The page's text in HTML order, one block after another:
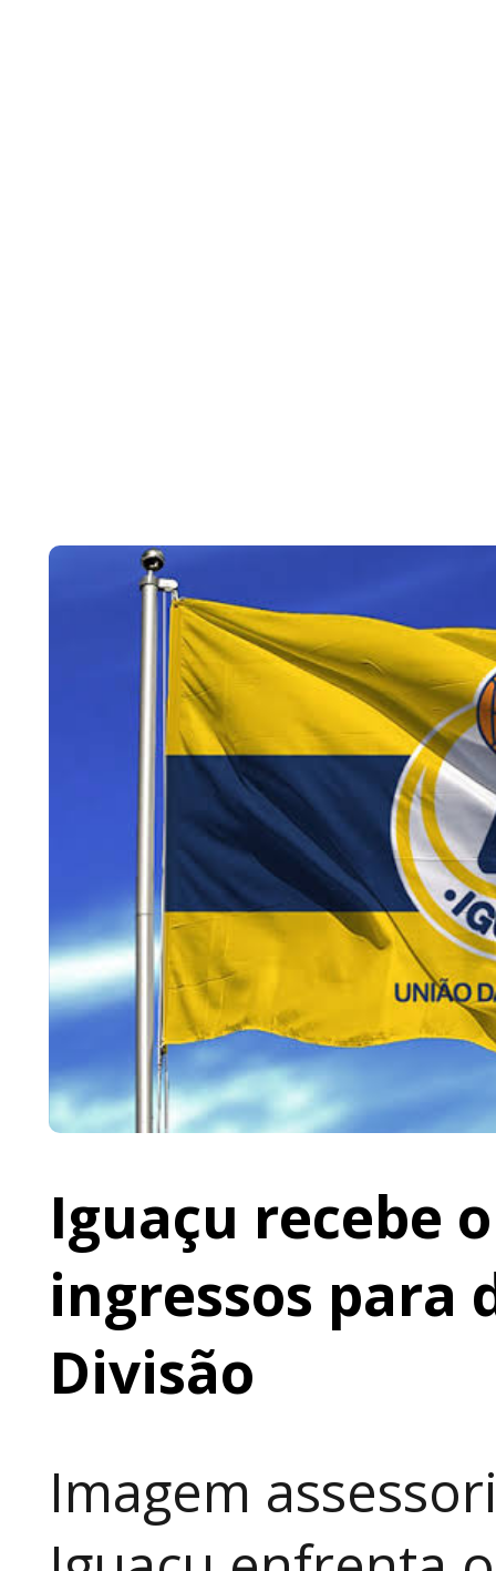
Iguaçu recebe
ingressos para
Divisão
Imagem